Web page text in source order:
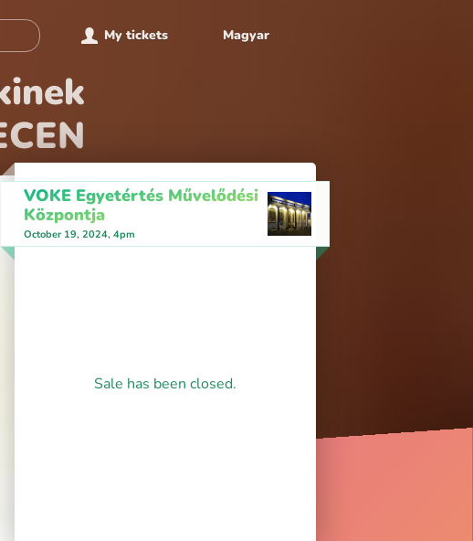
My tickets Magyar
VOKE Egyetértés Művelődési
Központja
October 19, 2024, 4pm
Sale has been closed.